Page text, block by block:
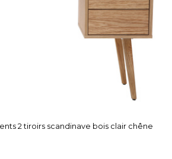
2 tiroirs scandinave bois clair chêne